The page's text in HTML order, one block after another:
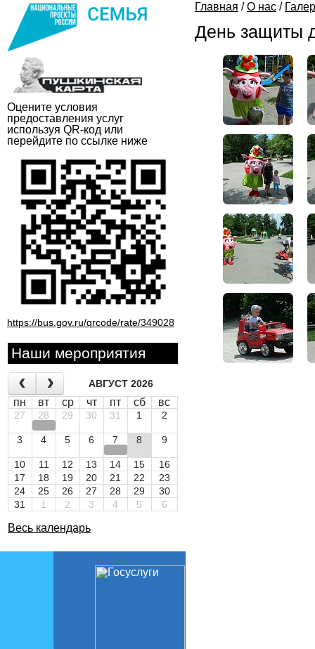
Оцените условия
предоставления услуг
используя QR-код или
перейдите по ссылке ниже
https://bus.gov.ru/qrcode/rate/349028
Наши мероприятия
АВГУСТ 2026
пн вт ср чт пт сб вс
27 28 29 30 31 1 2
3 4 5 6 7 8 9
10 11 12 13 14 15
16
17
18 19 20 21 22
23
24
25 26 27 28 29
30
31
1 2 3 4 5 6
Весь календарь
Главная / О нас /
День защиты